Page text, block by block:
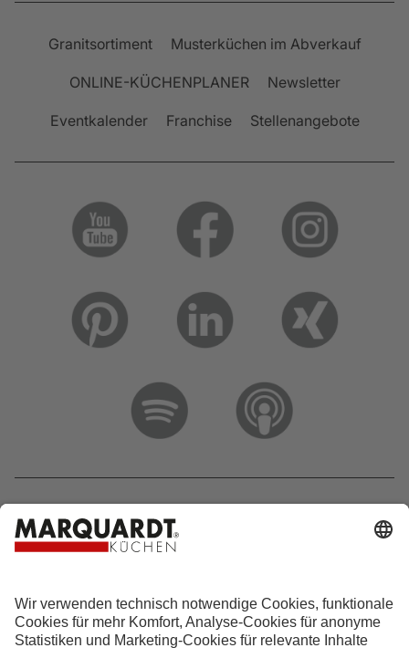
Granitsortiment Musterküchen im Abverkauf
ONLINE-KÜCHENPLANER Newsletter
Eventkalender Franchise Stellenangebote
Hotline 0800 133 133 0
info@marquardt-kuechen.de
4.9Sterne aus4153Bewertungen